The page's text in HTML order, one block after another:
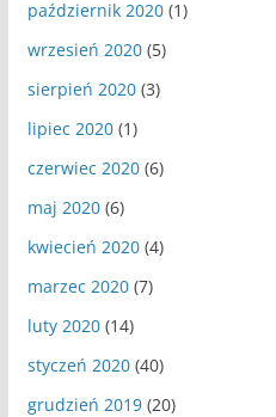
październik 2020(1)
wrzesień 2020(5)
sierpień 2020(3)
lipiec 2020(1)
czerwiec 2020(6)
maj 2020(6)
kwiecień 2020(4)
marzec 2020(7)
luty 2020(14)
styczeń 2020(40)
grudzień 2019(20)